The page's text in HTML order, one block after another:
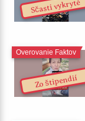
Sčasti vykryté
Zo štipendií
Overovanie Faktov